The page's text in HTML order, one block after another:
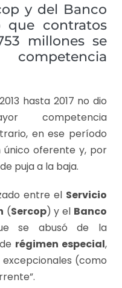
y del Banco
que contratos
millones se
hasta 2017 no dio
competencia
en ese período
único oferente y, por
puja a la baja.
entre el Servicio
(Sercop) y el Banco
se abusó de la
régimen especial,
(como